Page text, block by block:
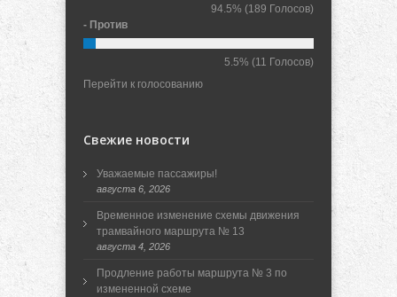
94.5% (189 Голосов)
- Против
5.5% (11 Голосов)
Перейти к голосованию
Свежие новости
Уважаемые пассажиры!
августа 6, 2026
Временное изменение схемы движения
трамвайного маршрута № 13
августа 4, 2026
Продление работы маршрута № 3 по
измененной схеме